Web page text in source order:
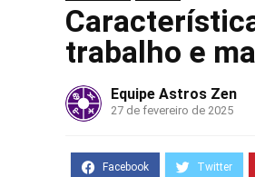
trabalho e
Equipe Astros Zen
27 de fevereiro de 2025